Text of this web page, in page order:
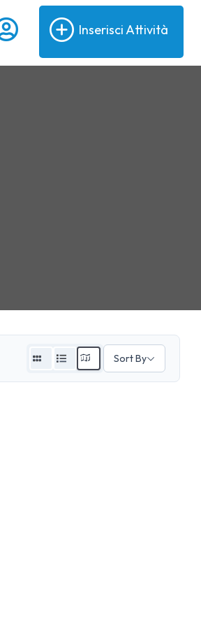
Inserisci Attività
Sort By